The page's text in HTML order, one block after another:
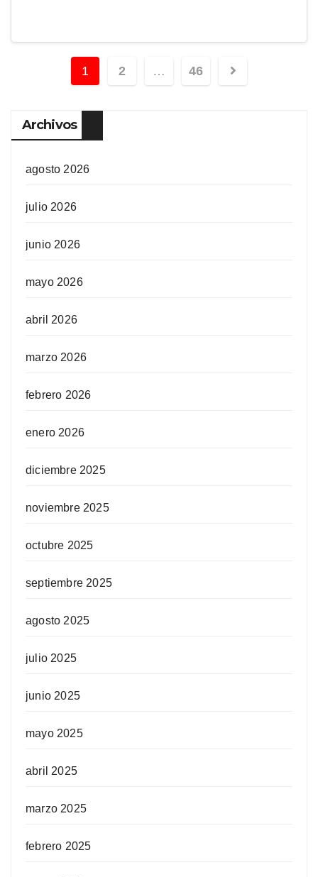
1 2 … 46
Archivos
agosto 2026
julio 2026
junio 2026
mayo 2026
abril 2026
marzo 2026
febrero 2026
enero 2026
diciembre 2025
noviembre 2025
octubre 2025
septiembre 2025
agosto 2025
julio 2025
junio 2025
mayo 2025
abril 2025
marzo 2025
febrero 2025